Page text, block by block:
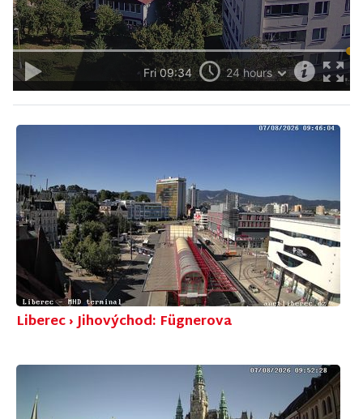
Liberec › Jihovýchod: Fügnerova